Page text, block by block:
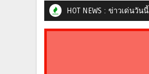
HOT NEWS : ข่าวเด่นวันนี้